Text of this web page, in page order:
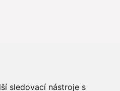
sledovací nástroje s